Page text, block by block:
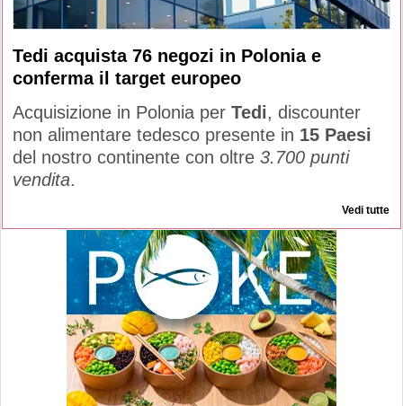
Tedi acquista 76 negozi in Polonia e
conferma il target europeo
Acquisizione in Polonia per Tedi, discounter
non alimentare tedesco presente in 15 Paesi
del nostro continente con oltre 3.700 punti
vendita.
Vedi tutte